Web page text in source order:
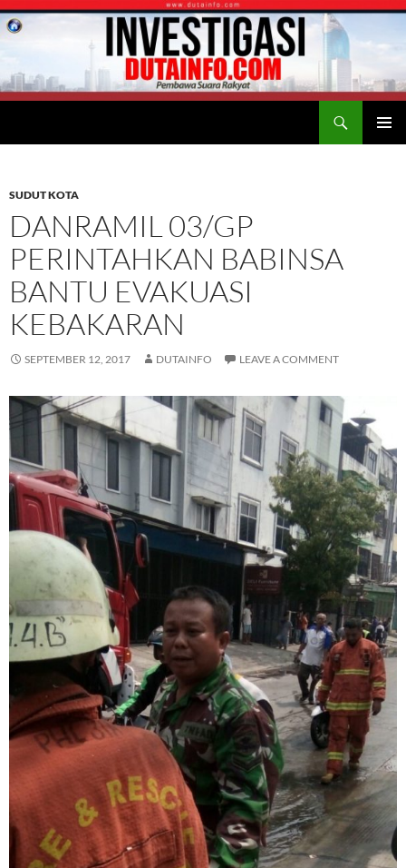
SUDUT KOTA
DANRAMIL 03/GP
PERINTAHKAN BABINSA
BANTU EVAKUASI
KEBAKARAN
SEPTEMBER 12, 2017 DUTAINFO LEAVE A COMMENT